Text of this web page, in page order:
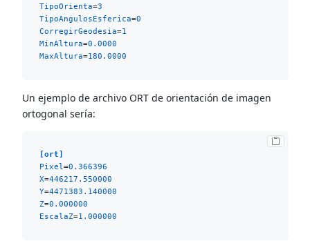
TipoOrienta=3
TipoAngulosEsferica=0
CorregirGeodesia=1
MinAltura=0.0000
MaxAltura=180.0000
Un ejemplo de archivo ORT de orientación de imagen
ortogonal sería:
[ort]
Pixel=0.366396
X=446217.550000
Y=4471383.140000
Z=0.000000
EscalaZ=1.000000